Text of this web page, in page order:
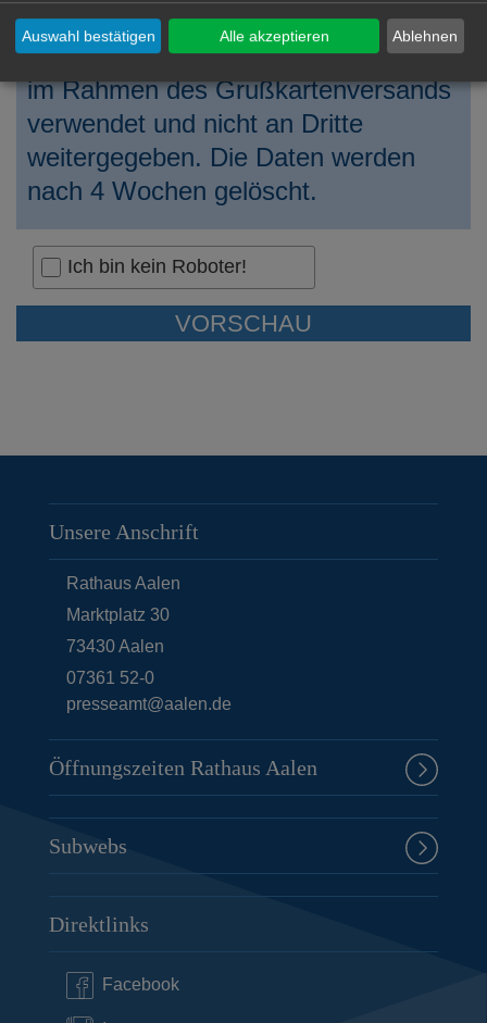
Ihre persönlichen Daten werden nur
im Rahmen des Grußkartenversands
verwendet und nicht an Dritte
weitergegeben. Die Daten werden
nach 4 Wochen gelöscht.
Ich bin kein Roboter!
Unsere Anschrift
Rathaus Aalen
Marktplatz 30
73430Aalen
07361 52-0
presseamt@aalen.de
Öffnungszeiten Rathaus Aalen
Subwebs
Direktlinks
Facebook
Ablehnen
Auswahl bestätigen Alle akzeptieren